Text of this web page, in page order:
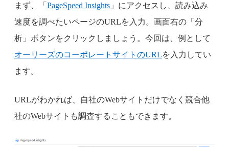
まず、「 PageSpeed Insights 」にアクセスし、読み込み
速度を調べたいページのURLを入力。画面右の「分
析」ボタンをクリックしましょう。今回は、例として
オーリーズのコーポレートサイトのURLを入力してい
ます。
URLがわかれば、自社のWebサイトだけでなく競合他
社のWebサイトも調査することもできます。